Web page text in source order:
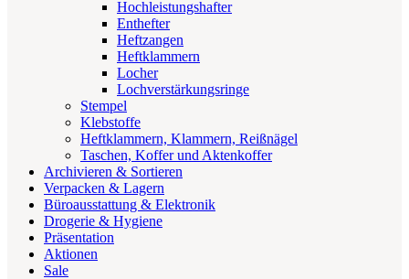
Hochleistungshafter
Enthefter
Heftzangen
Heftklammern
Locher
Lochverstärkungsringe
Stempel
Klebstoffe
Heftklammern, Klammern, Reißnägel
Taschen, Koffer und Aktenkoffer
Archivieren & Sortieren
Verpacken & Lagern
Büroausstattung & Elektronik
Drogerie & Hygiene
Präsentation
Aktionen
Sale